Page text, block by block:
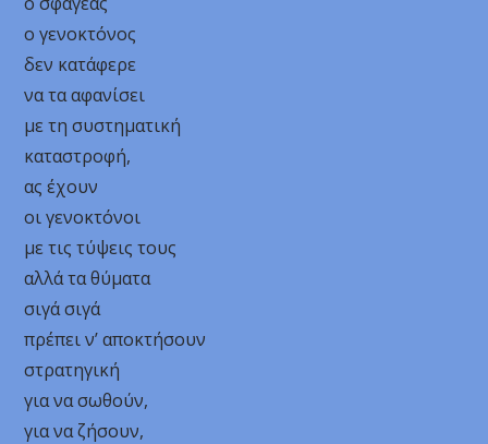
ο γενοκτόνος
δεν κατάφερε
να τα αφανίσει
με τη συστηματική
καταστροφή,
ας έχουν
οι γενοκτόνοι
με τις τύψεις τους
αλλά τα θύματα
σιγά σιγά
πρέπει ν’ αποκτήσουν
στρατηγική
για να σωθούν,
για να ζήσουν,